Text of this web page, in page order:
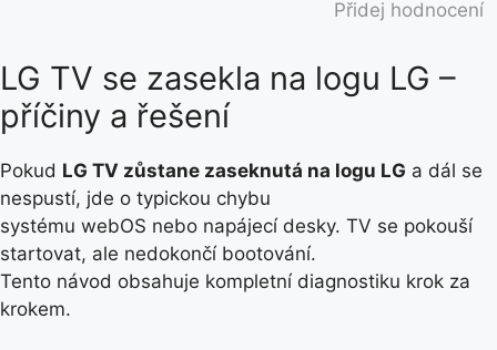
Přidej hodnocení
LG TV se zasekla na logu LG –
příčiny a řešení
Pokud LG TV zůstane zaseknutá na logu LG a dál se
nespustí, jde o typickou chybu
systému webOS nebo napájecí desky. TV se pokouší
startovat, ale nedokončí bootování.
Tento návod obsahuje kompletní diagnostiku krok za
krokem.